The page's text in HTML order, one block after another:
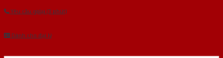
Yêu cầu gọi lại (3 phút)
Dành cho đại lý